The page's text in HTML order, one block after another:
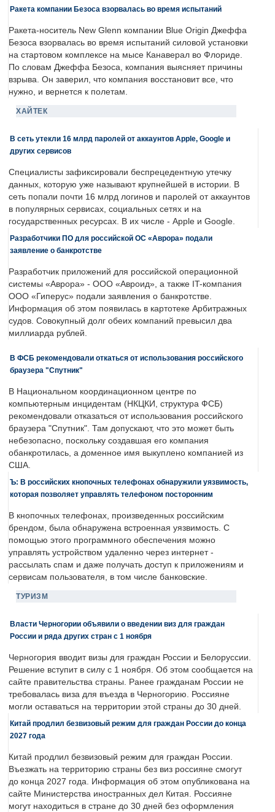
Ракета компании Безоса взорвалась во время испытаний
Ракета-носитель New Glenn компании Blue Origin Джеффа
Безоса взорвалась во время испытаний силовой установки
на стартовом комплексе на мысе Канаверал во Флориде.
По словам Джеффа Безоса, компания выясняет причины
взрыва. Он заверил, что компания восстановит все, что
нужно, и вернется к полетам.
ХАЙТЕК
В сеть утекли 16 млрд паролей от аккаунтов Apple, Google и
других сервисов
Специалисты зафиксировали беспрецедентную утечку
данных, которую уже называют крупнейшей в истории. В
сеть попали почти 16 млрд логинов и паролей от аккаунтов
в популярных сервисах, социальных сетях и на
государственных ресурсах. В их числе - Apple и Google.
Разработчики ПО для российской ОС «Аврора» подали
заявление о банкротстве
Разработчик приложений для российской операционной
системы «Аврора» - ООО «Авроид», а также IT-компания
ООО «Гиперус» подали заявления о банкротстве.
Информация об этом появилась в картотеке Арбитражных
судов. Совокупный долг обеих компаний превысил два
миллиарда рублей.
В ФСБ рекомендовали откаться от использования российского
браузера "Спутник"
В Национальном координационном центре по
компьютерным инцидентам (НКЦКИ, структура ФСБ)
рекомендовали отказаться от использования российского
браузера "Спутник". Там допускают, что это может быть
небезопасно, поскольку создавшая его компания
обанкротилась, а доменное имя выкуплено компанией из
США.
Ъ: В российских кнопочных телефонах обнаружили уязвимость,
которая позволяет управлять телефоном посторонним
В кнопочных телефонах, произведенных российским
брендом, была обнаружена встроенная уязвимость. С
помощью этого программного обеспечения можно
управлять устройством удаленно через интернет -
рассылать спам и даже получать доступ к приложениям и
сервисам пользователя, в том числе банковские.
ТУРИЗМ
Власти Черногории объявили о введении виз для граждан
России и ряда других стран с 1 ноября
Черногория вводит визы для граждан России и Белоруссии.
Решение вступит в силу с 1 ноября. Об этом сообщается на
сайте правительства страны. Ранее гражданам России не
требовалась виза для въезда в Черногорию. Россияне
могли оставаться на территории этой страны до 30 дней.
Китай продлил безвизовый режим для граждан России до конца
2027 года
Китай продлил безвизовый режим для граждан России.
Въезжать на территорию страны без виз россияне смогут
до конца 2027 года. Информация об этом опубликована на
сайте Министерства иностранных дел Китая. Россияне
могут находиться в стране до 30 дней без оформления